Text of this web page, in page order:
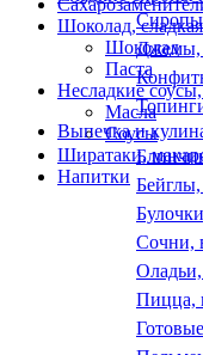
Шоколад,
Шоколад
Паста
Несладкие
Масла
Соусы
Ширатаки,
Напитки
Сиропы
Джемы,
Выпечка и
Бейглы,
Сочни,
Пицца,